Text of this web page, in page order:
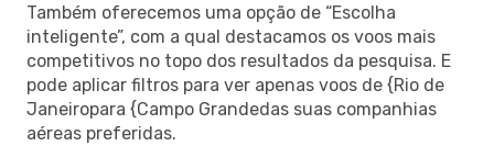
Também oferecemos uma opção de “Escolha
inteligente”, com a qual destacamos os voos mais
competitivos no topo dos resultados da pesquisa. E
pode aplicar filtros para ver apenas voos de {Rio de
Janeiropara {Campo Grandedas suas companhias
aéreas preferidas.